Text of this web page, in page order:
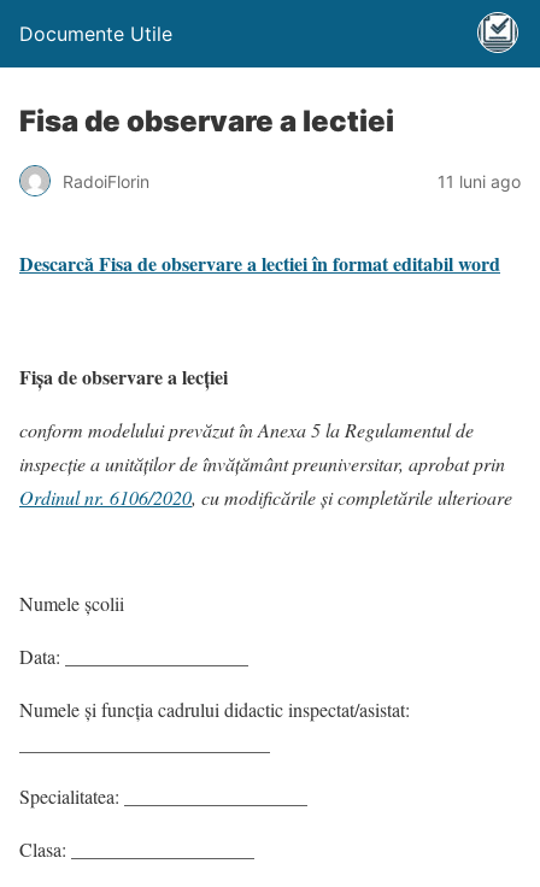
Documente Utile
Fisa de observare a lectiei
RadoiFlorin 11 luni ago
Descarcă Fisa de observare a lectiei în format editabil word
Fişa de observare a lecţiei
conform modelului prevăzut în Anexa 5 la Regulamentul de
inspecţie a unităţilor de învăţământ preuniversitar, aprobat prin
Ordinul nr. 6106/2020, cu modificările și completările ulterioare
Numele școlii
Data: ___________________
Numele şi funcţia cadrului didactic inspectat/asistat:
Specialitatea: ___________________
Clasa: ___________________